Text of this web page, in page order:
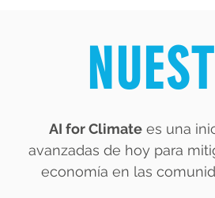
AI for Climatees una
avanzadas de hoy para
economía en las